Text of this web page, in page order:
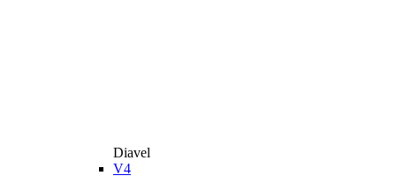
Diavel
V4